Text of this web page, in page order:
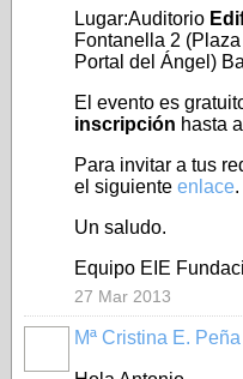
Lugar:Auditorio
Fontanella 2
Portal del Ángel)
El evento es
inscripción hasta
Para invitar a tus
el siguiente enlace.
Un saludo.
Equipo EIE
27 Mar 2013
Mª Cristina E.